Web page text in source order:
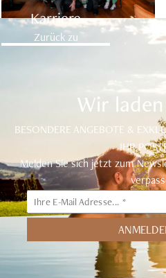
Zurück zu
Karriere
Wir
BESONDERE ANGEBOTE &
IHR
Melden Sie sich jetzt zum